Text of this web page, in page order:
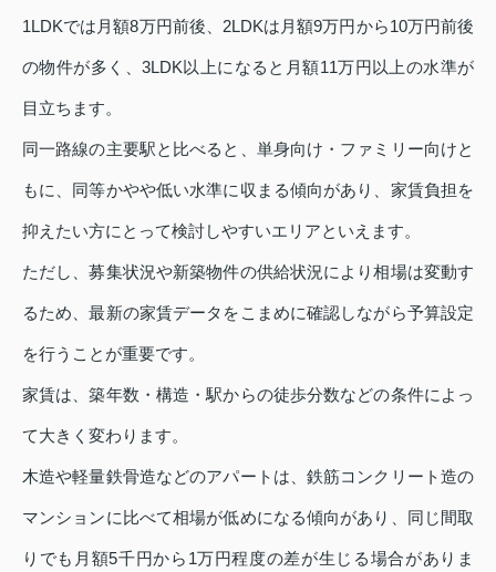
1LDKでは月額8万円前後、2LDKは月額9万円から10万円前後
の物件が多く、3LDK以上になると月額11万円以上の水準が
目立ちます。
同一路線の主要駅と比べると、単身向け・ファミリー向けと
もに、同等かやや低い水準に収まる傾向があり、家賃負担を
抑えたい方にとって検討しやすいエリアといえます。
ただし、募集状況や新築物件の供給状況により相場は変動す
るため、最新の家賃データをこまめに確認しながら予算設定
を行うことが重要です。
家賃は、築年数・構造・駅からの徒歩分数などの条件によっ
て大きく変わります。
木造や軽量鉄骨造などのアパートは、鉄筋コンクリート造の
マンションに比べて相場が低めになる傾向があり、同じ間取
りでも月額5千円から1万円程度の差が生じる場合がありま